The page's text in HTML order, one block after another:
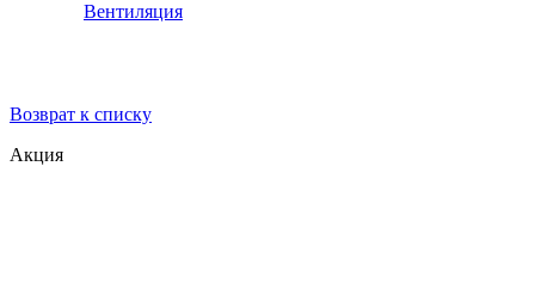
Вентиляция
Возврат к списку
Акция